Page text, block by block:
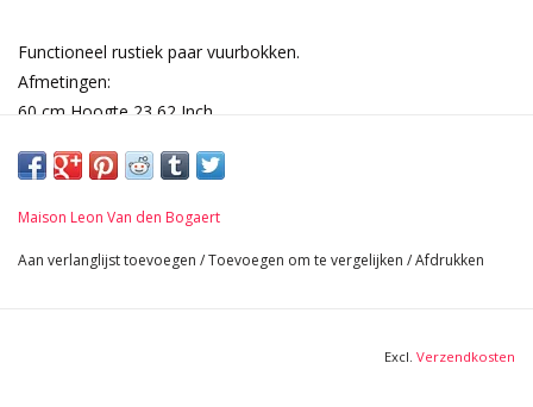
Functioneel rustiek paar vuurbokken.
Afmetingen:
60 cm Hoogte 23,62 Inch
63 cm Diepte Benen 24,80 Inch
Maison Leon Van den Bogaert
Aan verlanglijst toevoegen /Toevoegen om te vergelijken /Afdrukken
Excl. Verzendkosten